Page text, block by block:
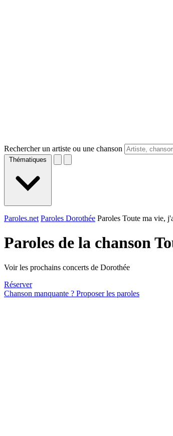
Rechercher un artiste ou une chanson
Thématiques
Paroles.net Paroles Dorothée Paroles Toute ma vie,
Paroles de la chanson
Voir les prochains concerts de Dorothée
Réserver
Chanson manquante ? Proposer les paroles